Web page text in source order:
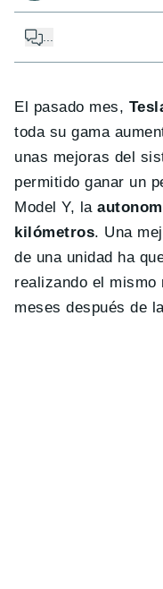
El pasado mes,
toda su gama
unas mejoras del
permitido ganar un
Model Y, la
kilómetros. Una
de una unidad ha
realizando el mismo
meses después de